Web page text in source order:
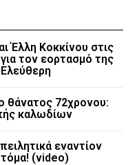
Έλλη Κοκκίνου στις
τον εορτασμό της
θάνατος 72χρονου:
καλωδίων
εναντίον
(video)